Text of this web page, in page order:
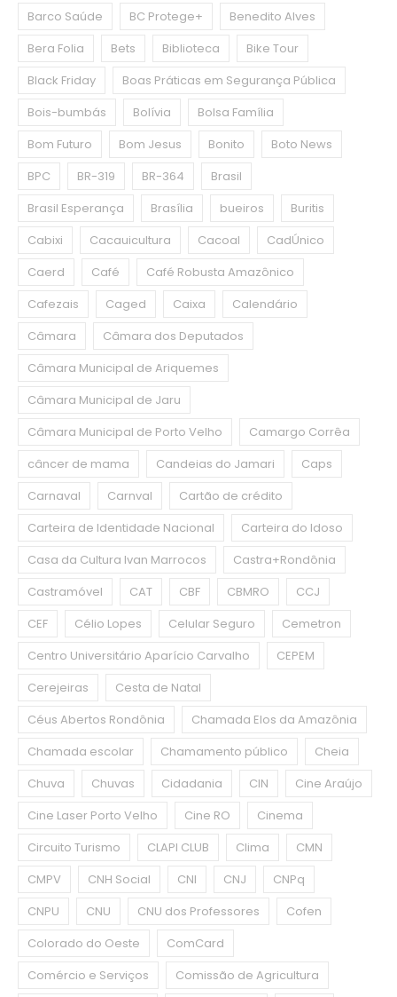
Barco Saúde BC Protege+
Benedito Alves
Bera Folia
Bets Biblioteca
Bike Tour
Black Friday
Boas Práticas em Segurança Pública
Bois-bumbás
Bolívia
Bolsa Família
Bom Futuro
Bom Jesus Bonito
Boto News
BPC
BR-319 BR-364
Brasil
Brasil Esperança
Brasília bueiros
Buritis
Cabixi
Cacauicultura Cacoal
CadÚnico
Caerd
Café
Café Robusta Amazônico
Cafezais
Caged Caixa
Calendário
Câmara
Câmara dos Deputados
Câmara Municipal de Ariquemes
Câmara Municipal de Jaru
Câmara Municipal de Porto Velho
Camargo Corrêa
câncer de mama
Candeias do Jamari
Caps
Carnaval
Carnval
Cartão de crédito
Carteira de Identidade Nacional
Carteira do Idoso
Casa da Cultura Ivan Marrocos
Castra+Rondônia
Castramóvel
CAT CBF CBMRO
CCJ
CEF
Célio Lopes Celular Seguro
Cemetron
Centro Universitário Aparício Carvalho
CEPEM
Cerejeiras
Cesta de Natal
Céus Abertos Rondônia
Chamada Elos da Amazônia
Chamada escolar
Chamamento público
Cheia
Chuva
Chuvas Cidadania CIN
Cine Araújo
Cine Laser Porto Velho
Cine RO
Cinema
Circuito Turismo
CLAPI CLUB Clima
CMN
CMPV
CNH Social CNI CNJ
CNPq
CNPU
CNU CNU dos Professores
Cofen
Colorado do Oeste
ComCard
Comércio e Serviços
Comissão de Agricultura